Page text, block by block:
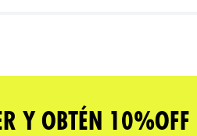
Y OBTÉN 10%OFF